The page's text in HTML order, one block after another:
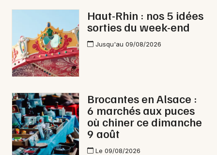
Haut-Rhin : nos 5 idées
sorties du week-end
Jusqu'au 09/08/2026
Brocantes en Alsace :
6 marchés aux puces
où chiner ce dimanche
9 août
Le 09/08/2026